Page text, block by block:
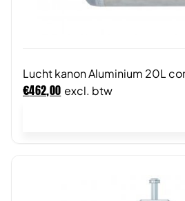
Lucht kanon Aluminium 20L
€462,00 excl. btw